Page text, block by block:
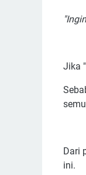
Jika
Dari
ini.